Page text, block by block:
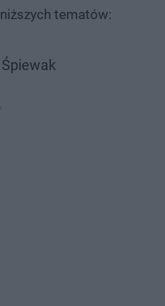
tematów:
Śpiewak